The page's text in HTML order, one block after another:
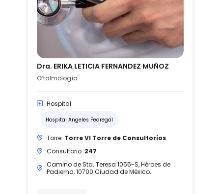
Dra. ERIKA LETICIA FERNANDEZ MUÑOZ
Oftalmología
Hospital:
Hospital Angeles Pedregal
Torre: Torre VI Torre de Consultorios
Consultorio: 247
Camino de Sta. Teresa 1055-S, Héroes de
Padierna, 10700 Ciudad de México.